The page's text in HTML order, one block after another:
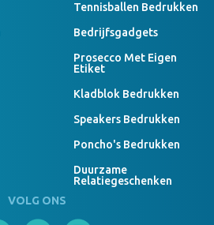
Tennisballen Bedrukken
Bedrijfsgadgets
Prosecco Met Eigen
Etiket
Kladblok Bedrukken
Speakers Bedrukken
Poncho's Bedrukken
Duurzame
Relatiegeschenken
VOLG ONS